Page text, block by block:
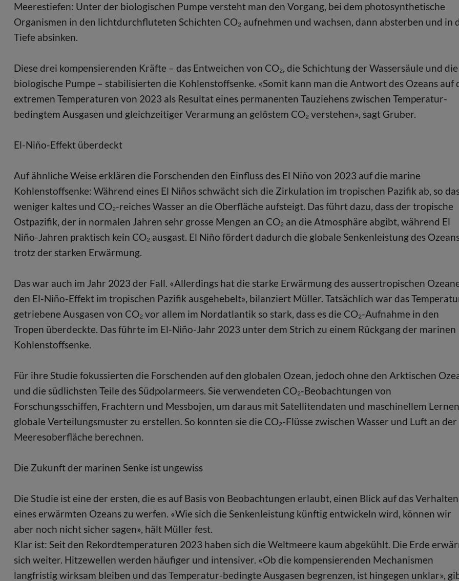
Meerestiefen: Unter der biologischen Pumpe versteht man den Vorgang, bei dem photosynthetische
Organismen in den lichtdurchfluteten Schichten CO₂ aufnehmen und wachsen, dann absterben und in
Tiefe absinken.
Diese drei kompensierenden Kräfte – das Entweichen von CO₂, die Schichtung der Wassersäule und die
biologische Pumpe – stabilisierten die Kohlenstoffsenke. «Somit kann man die Antwort des Ozeans auf
extremen Temperaturen von 2023 als Resultat eines permanenten Tauziehens zwischen Temperatur-
bedingtem Ausgasen und gleichzeitiger Verarmung an gelöstem CO₂ verstehen», sagt Gruber.
El-Niño-Effekt überdeckt
Auf ähnliche Weise erklären die Forschenden den Einfluss des El Niño von 2023 auf die marine
Kohlenstoffsenke: Während eines El Niños schwächt sich die Zirkulation im tropischen Pazifik ab, so
weniger kaltes und CO₂-reiches Wasser an die Oberfläche aufsteigt. Das führt dazu, dass der tropische
Ostpazifik, der in normalen Jahren sehr grosse Mengen an CO₂ an die Atmosphäre abgibt, während El
Niño-Jahren praktisch kein CO₂ ausgast. El Niño fördert dadurch die globale Senkenleistung des
trotz der starken Erwärmung.
Das war auch im Jahr 2023 der Fall. «Allerdings hat die starke Erwärmung des aussertropischen
den El-Niño-Effekt im tropischen Pazifik ausgehebelt», bilanziert Müller. Tatsächlich war das
getriebene Ausgasen von CO₂ vor allem im Nordatlantik so stark, dass es die CO₂-Aufnahme in den
Tropen überdeckte. Das führte im El-Niño-Jahr 2023 unter dem Strich zu einem Rückgang der marinen
Kohlenstoffsenke.
Für ihre Studie fokussierten die Forschenden auf den globalen Ozean, jedoch ohne den Arktischen
und die südlichsten Teile des Südpolarmeers. Sie verwendeten CO₂-Beobachtungen von
Forschungsschiffen, Frachtern und Messbojen, um daraus mit Satellitendaten und maschinellem Lernen
globale Verteilungsmuster zu erstellen. So konnten sie die CO₂-Flüsse zwischen Wasser und Luft an der
Meeresoberfläche berechnen.
Die Zukunft der marinen Senke ist ungewiss
Die Studie ist eine der ersten, die es auf Basis von Beobachtungen erlaubt, einen Blick auf das Verhalten
eines erwärmten Ozeans zu werfen. «Wie sich die Senkenleistung künftig entwickeln wird, können wir
aber noch nicht sicher sagen», hält Müller fest.
Klar ist: Seit den Rekordtemperaturen 2023 haben sich die Weltmeere kaum abgekühlt. Die Erde
sich weiter. Hitzewellen werden häufiger und intensiver. «Ob die kompensierenden Mechanismen
langfristig wirksam bleiben und das Temperatur-bedingte Ausgasen begrenzen, ist hingegen unklar»,